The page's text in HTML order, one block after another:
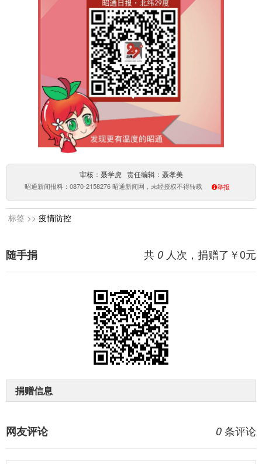
审核：聂学虎 责任编辑：聂孝美
昭通新闻报料：0870-2158276 昭通新闻网，未经授权不得转载 举报
标签 >> 疫情防控
共 0 人次，捐赠了￥0元
随手捐
捐赠信息
0 条评论
网友评论